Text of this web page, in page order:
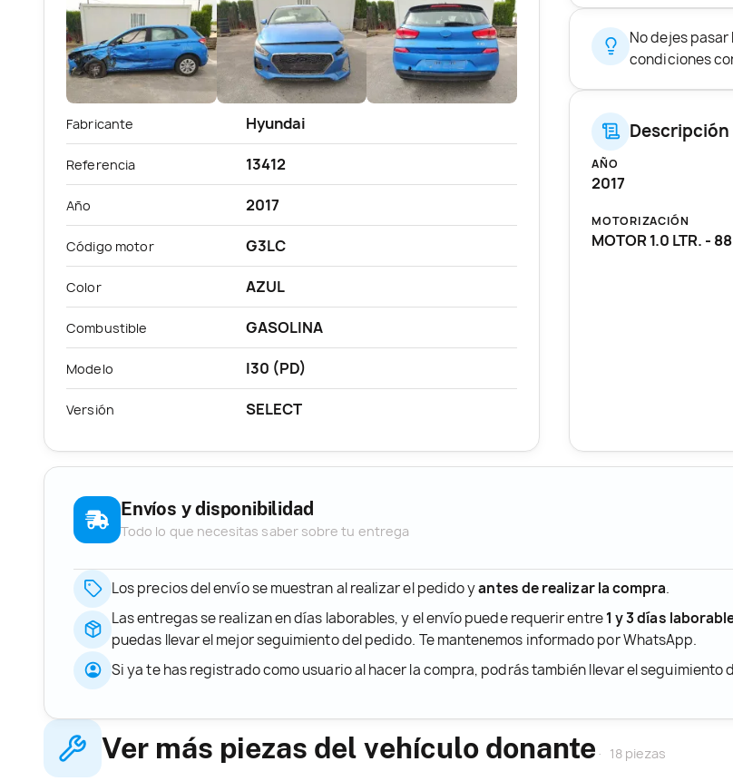
Fabricante Hyundai
Referencia 13412
Año 2017
Código motor G3LC
Color AZUL
Combustible GASOLINA
Modelo I30 (PD)
Versión SELECT
No dejes
condiciones
Descripción
AÑO
2017
MOTORIZACIÓN
MOTOR 1.0 LTR. -
Envíos y disponibilidad
Todo lo que necesitas saber sobre tu entrega
Los precios del envío se muestran al realizar el pedido yantes de realizar la compra.
Las entregas se realizan en días laborables, y el envío puede requerir entre1 y 3 días
puedas llevar el mejor seguimiento del pedido. Te mantenemos informado por WhatsApp.
Si ya te has registrado como usuario al hacer la compra, podrás también llevar el seguimiento
Ver más piezas del vehículo donante 18 piezas